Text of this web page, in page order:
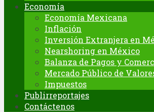
Economía
Economía Mexicana
Inflación
Inversión Extranjera en
Nearshoring en México
Balanza de Pagos y
Mercado Público de
Impuestos
Publirreportajes
Contáctenos